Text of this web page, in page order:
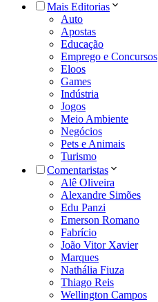
Mais Editorias
Auto
Apostas
Educação
Emprego e Concursos
Eloos
Games
Indústria
Jogos
Meio Ambiente
Negócios
Pets e Animais
Turismo
Comentaristas
Alê Oliveira
Alexandre Simões
Edu Panzi
Emerson Romano
Fabrício
João Vitor Xavier
Marques
Nathália Fiuza
Thiago Reis
Wellington Campos